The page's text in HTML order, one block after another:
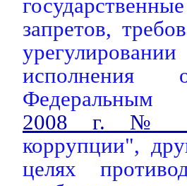
запретов,
исполнения
2008 г. №
коррупции",
целях